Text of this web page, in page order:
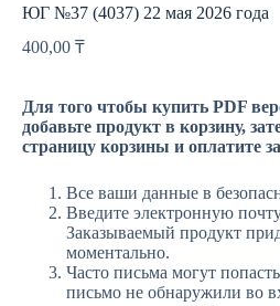
ЮГ №37 (4037) 22 мая 2026 года
400,00 ₸
Для того чтобы купить PDF
добавьте продукт в корзину,
страницу корзины и оплатите
Все ваши данные в
Введите электронную
Заказываемый продукт
моментально.
Часто письма могут
письмо не обнаружили во